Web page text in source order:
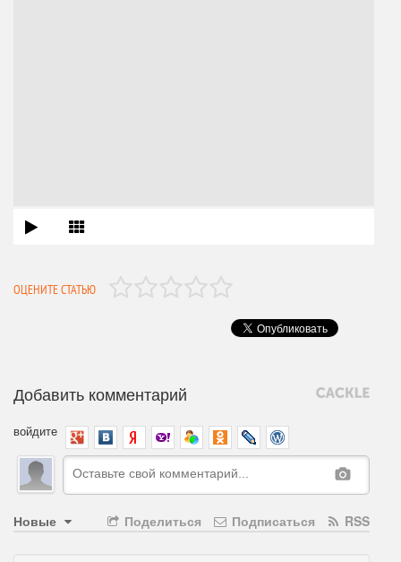
ОЦЕНИТЕ СТАТЬЮ
Добавить комментарий
войдите
Новые RSS
Подписаться
Поделиться